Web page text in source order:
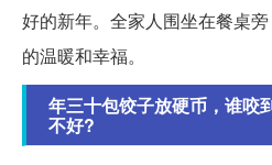
好的新年。全家人围坐在餐桌
的温暖和幸福。
年三十包饺子放硬币，谁咬
不好?